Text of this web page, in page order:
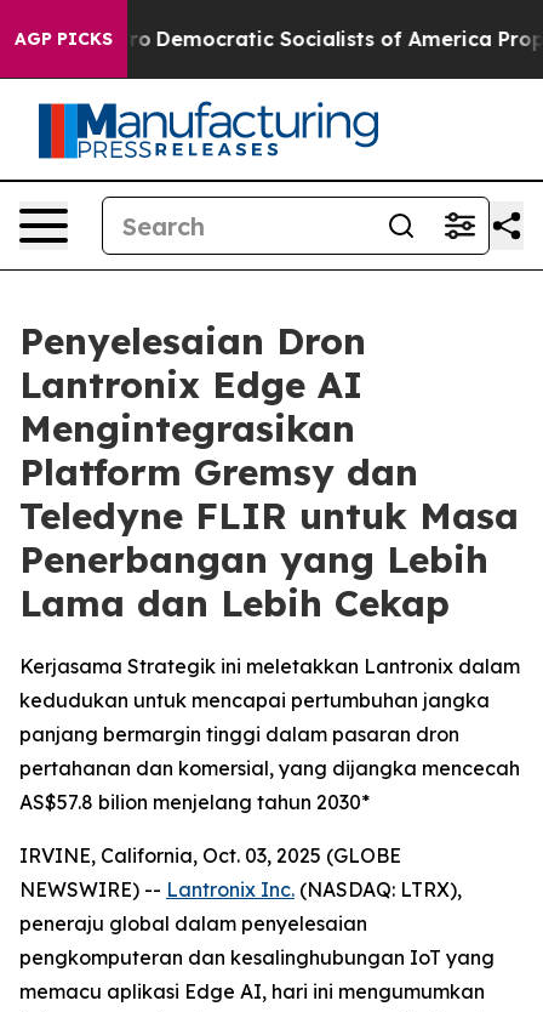
AGP PICKS
Democratic Socialists of America Propose
Penyelesaian Dron
Lantronix Edge AI
Mengintegrasikan
Platform Gremsy dan
Teledyne FLIR untuk Masa
Penerbangan yang Lebih
Lama dan Lebih Cekap
Kerjasama Strategik ini meletakkan Lantronix dalam
kedudukan untuk mencapai pertumbuhan jangka
panjang bermargin tinggi dalam pasaran dron
pertahanan dan komersial, yang dijangka mencecah
AS$57.8 bilion menjelang tahun 2030*
IRVINE, California, Oct. 03, 2025 (GLOBE
NEWSWIRE) -- Lantronix Inc. (NASDAQ: LTRX),
peneraju global dalam penyelesaian
pengkomputeran dan kesalinghubungan IoT yang
memacu aplikasi Edge AI, hari ini mengumumkan